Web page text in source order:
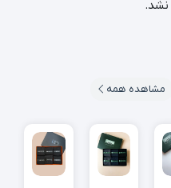
نشد.
مشاهده همه